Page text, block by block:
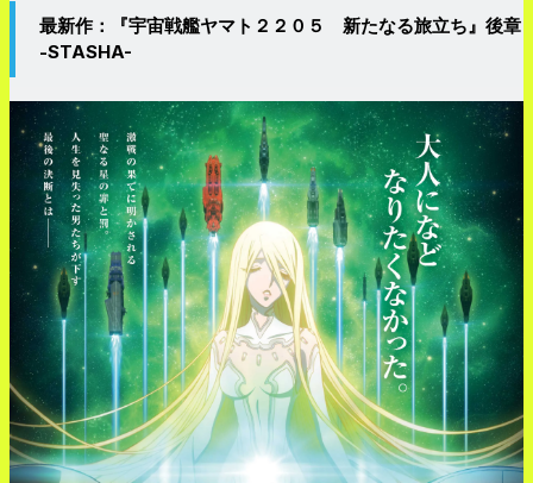
最新作：
『宇宙戦艦ヤマト２２０５ 新たなる旅立ち』後章
-STASHA-